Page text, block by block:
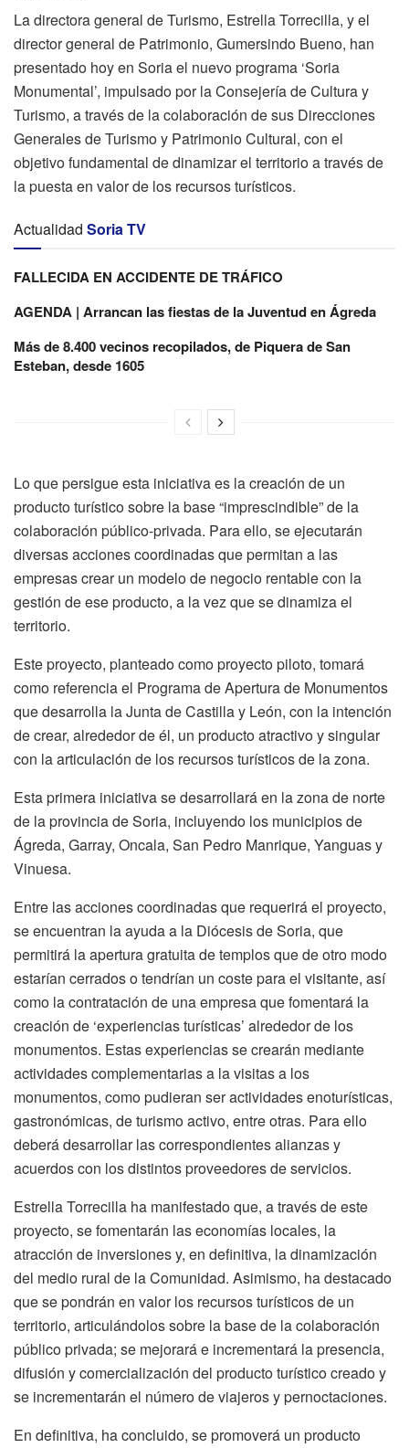
La directora general de Turismo, Estrella Torrecilla, y el
director general de Patrimonio, Gumersindo Bueno, han
presentado hoy en Soria el nuevo programa ‘Soria
Monumental’, impulsado por la Consejería de Cultura y
Turismo, a través de la colaboración de sus Direcciones
Generales de Turismo y Patrimonio Cultural, con el
objetivo fundamental de dinamizar el territorio a través de
la puesta en valor de los recursos turísticos.
Actualidad Soria TV
FALLECIDA EN ACCIDENTE DE TRÁFICO
AGENDA | Arrancan las fiestas de la Juventud en Ágreda
Más de 8.400 vecinos recopilados, de Piquera de San
Esteban, desde 1605
Lo que persigue esta iniciativa es la creación de un
producto turístico sobre la base “imprescindible” de la
colaboración público-privada. Para ello, se ejecutarán
diversas acciones coordinadas que permitan a las
empresas crear un modelo de negocio rentable con la
gestión de ese producto, a la vez que se dinamiza el
territorio.
Este proyecto, planteado como proyecto piloto, tomará
como referencia el Programa de Apertura de Monumentos
que desarrolla la Junta de Castilla y León, con la intención
de crear, alrededor de él, un producto atractivo y singular
con la articulación de los recursos turísticos de la zona.
Esta primera iniciativa se desarrollará en la zona de norte
de la provincia de Soria, incluyendo los municipios de
Ágreda, Garray, Oncala, San Pedro Manrique, Yanguas y
Vinuesa.
Entre las acciones coordinadas que requerirá el proyecto,
se encuentran la ayuda a la Diócesis de Soria, que
permitirá la apertura gratuita de templos que de otro modo
estarían cerrados o tendrían un coste para el visitante, así
como la contratación de una empresa que fomentará la
creación de ‘experiencias turísticas’ alrededor de los
monumentos. Estas experiencias se crearán mediante
actividades complementarias a la visitas a los
monumentos, como pudieran ser actividades enoturísticas,
gastronómicas, de turismo activo, entre otras. Para ello
deberá desarrollar las correspondientes alianzas y
acuerdos con los distintos proveedores de servicios.
Estrella Torrecilla ha manifestado que, a través de este
proyecto, se fomentarán las economías locales, la
atracción de inversiones y, en definitiva, la dinamización
del medio rural de la Comunidad. Asimismo, ha destacado
que se pondrán en valor los recursos turísticos de un
territorio, articulándolos sobre la base de la colaboración
público privada; se mejorará e incrementará la presencia,
difusión y comercialización del producto turístico creado y
se incrementarán el número de viajeros y pernoctaciones.
En definitiva, ha concluido, se promoverá un producto